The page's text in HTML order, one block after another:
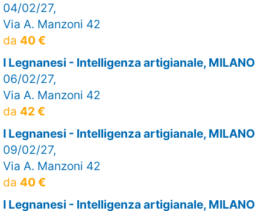
04/02/27,
Via A. Manzoni 42
da 40 €
I Legnanesi - Intelligenza artigianale, MILANO
06/02/27,
Via A. Manzoni 42
da 42 €
I Legnanesi - Intelligenza artigianale, MILANO
09/02/27,
Via A. Manzoni 42
da 40 €
I Legnanesi - Intelligenza artigianale, MILANO